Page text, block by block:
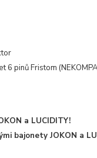
pinů Fristom
a LUCIDITY!
bajonety JOKON a